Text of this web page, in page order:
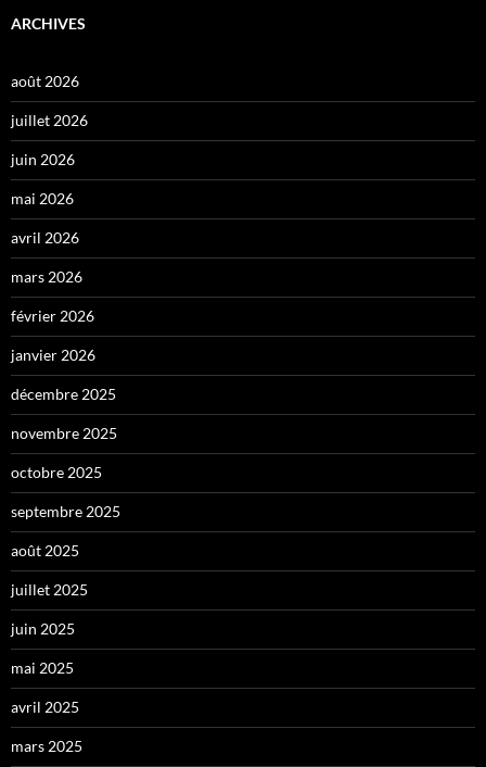
ARCHIVES
août 2026
juillet 2026
juin 2026
mai 2026
avril 2026
mars 2026
février 2026
janvier 2026
décembre 2025
novembre 2025
octobre 2025
septembre 2025
août 2025
juillet 2025
juin 2025
mai 2025
avril 2025
mars 2025